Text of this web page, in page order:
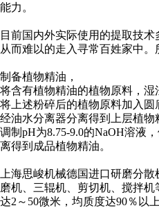
能力。
目前国内外实际使用的提取技
从而难以的走入寻常百姓家中
制备植物精油，
将含有植物精油的植物原料，湿
将上述粉碎后的植物原料加入
经油水分离器分离得到上层植物
调制pH为8.75-9.0的NaOH溶液
离得到成品植物精油。
上海思峻机械德国进口研磨分
磨机、三辊机、剪切机、搅拌
达2～50微米，均质度达90％以